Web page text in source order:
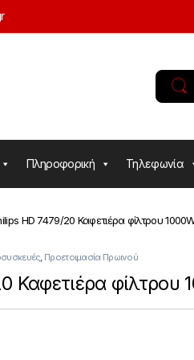
Πληροφορική Τηλεφωνία
HD 7479/20 Καφετιέρα φίλτρου 1000W
Προετοιμασία Πρωινού
Καφετιέρα φίλτρου